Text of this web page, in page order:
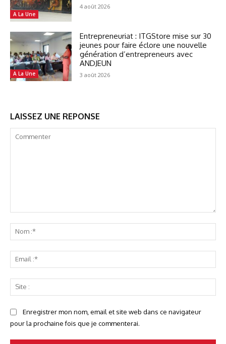
A La Une
4 août 2026
A La Une
Entrepreneuriat : ITGStore mise sur 30
jeunes pour faire éclore une nouvelle
génération d’entrepreneurs avec
ANDJEUN
3 août 2026
LAISSEZ UNE REPONSE
:*
:*
:
Enregistrer mon nom, email et site web dans ce navigateur
pour la prochaine fois que je commenterai.